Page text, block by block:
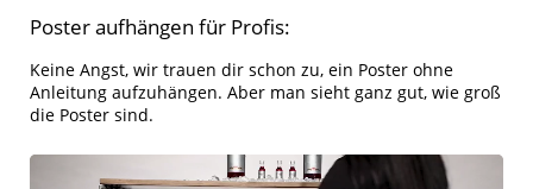
Poster aufhängen für Profis:
Keine Angst, wir trauen dir schon zu, ein Poster ohne
Anleitung aufzuhängen. Aber man sieht ganz gut, wie groß
die Poster sind.